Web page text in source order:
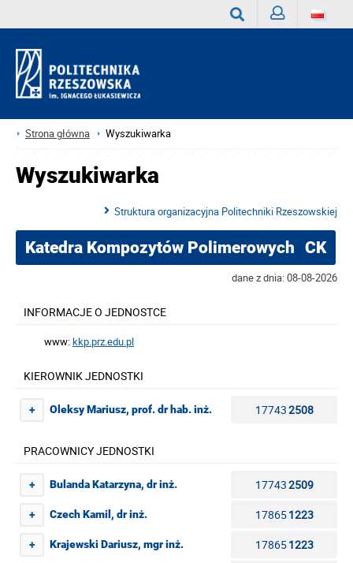
Strona główna Wyszukiwarka
Wyszukiwarka
Struktura organizacyjna Politechniki Rzeszowskiej
Katedra Kompozytów Polimerowych CK
dane z dnia: 08-08-2026
INFORMACJE O JEDNOSTCE
www:kkp.prz.edu.pl
KIEROWNIK JEDNOSTKI
+ Oleksy Mariusz, prof. dr hab. inż. 177432508
PRACOWNICY JEDNOSTKI
+ Bulanda Katarzyna, dr inż. 177432509
+ Czech Kamil, dr inż. 178651223
+ Krajewski Dariusz, mgr inż. 178651223